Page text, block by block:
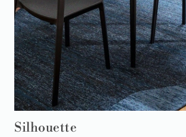
Silhouette